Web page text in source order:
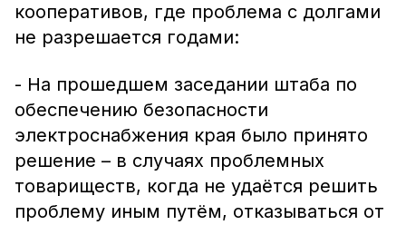
кооперативов, где проблема с долгами
не разрешается годами:
- На прошедшем заседании штаба по
обеспечению безопасности
электроснабжения края было принято
решение – в случаях проблемных
товариществ, когда не удаётся решить
проблему иным путём, отказываться от